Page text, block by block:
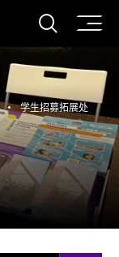
打开
学生招募拓展处